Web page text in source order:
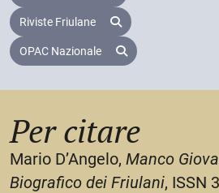
Riviste Friulane
OPAC Nazionale
Per citare
Mario D’Angelo, Manco
Biografico dei Friulani, ISSN